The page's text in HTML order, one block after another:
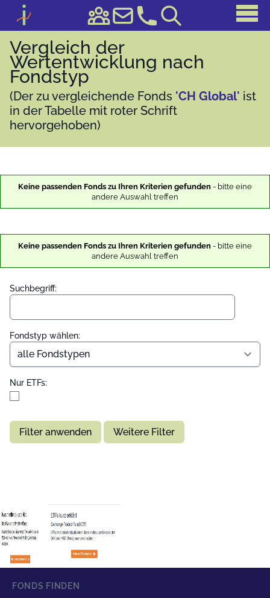
Vergleich der
Wertentwicklung nach
Fondstyp
(Der zu vergleichende Fonds 'CH Global' ist
in der Tabelle mit roter Schrift
hervorgehoben)
Keine passenden Fonds zu Ihren Kriterien gefunden- bitte eine
andere Auswahl treffen
Keine passenden Fonds zu Ihren Kriterien gefunden- bitte eine
andere Auswahl treffen
Suchbegriff:
Fondstyp wählen:
Nur ETFs:
Filter anwenden Weitere Filter
FONDS FINDEN